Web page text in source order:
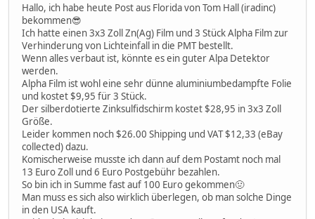
Hallo, ich habe heute Post aus Florida von Tom Hall (iradinc)
bekommen😎
Ich hatte einen 3x3 Zoll Zn(Ag) Film und 3 Stück Alpha Film zur
Verhinderung von Lichteinfall in die PMT bestellt.
Wenn alles verbaut ist, könnte es ein guter Alpa Detektor
werden.
Alpha Film ist wohl eine sehr dünne aluminiumbedampfte Folie
und kostet $9,95 für 3 Stück.
Der silberdotierte Zinksulfidschirm kostet $28,95 in 3x3 Zoll
Größe.
Leider kommen noch $26.00 Shipping und VAT $12,33 (eBay
collected) dazu.
Komischerweise musste ich dann auf dem Postamt noch mal
13 Euro Zoll und 6 Euro Postgebühr bezahlen.
So bin ich in Summe fast auf 100 Euro gekommen🤢
Man muss es sich also wirklich überlegen, ob man solche Dinge
in den USA kauft.